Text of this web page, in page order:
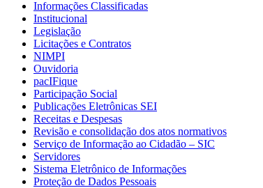
Informações Classificadas
Institucional
Legislação
Licitações e Contratos
NIMPI
Ouvidoria
pacIFique
Participação Social
Publicações Eletrônicas SEI
Receitas e Despesas
Revisão e consolidação dos atos normativos
Serviço de Informação ao Cidadão – SIC
Servidores
Sistema Eletrônico de Informações
Proteção de Dados Pessoais